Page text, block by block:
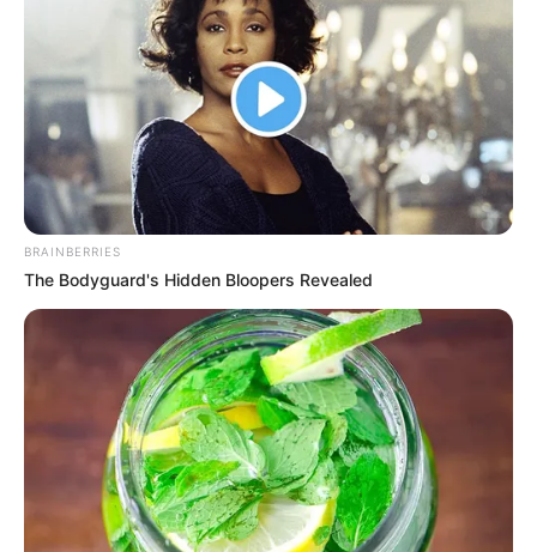
BRAINBERRIES
The Bodyguard's Hidden Bloopers Revealed